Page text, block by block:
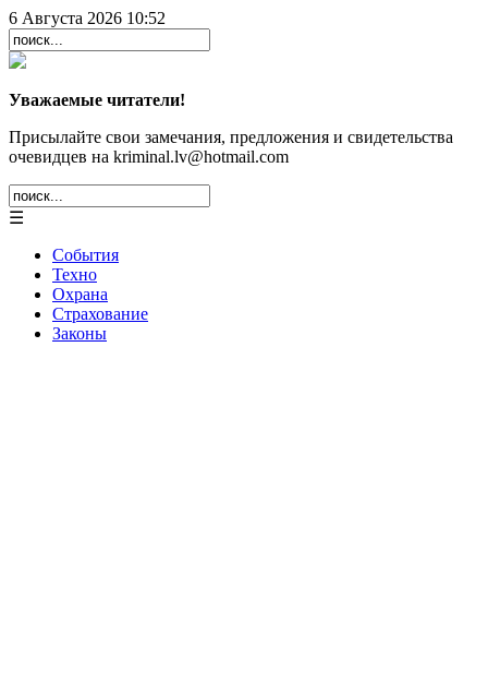
6 Августа 2026 10:52
Уважаемые читатели!
Присылайте свои замечания, предложения и свидетельства
очевидцев на kriminal.lv@hotmail.com
☰
События
Техно
Охрана
Страхование
Законы